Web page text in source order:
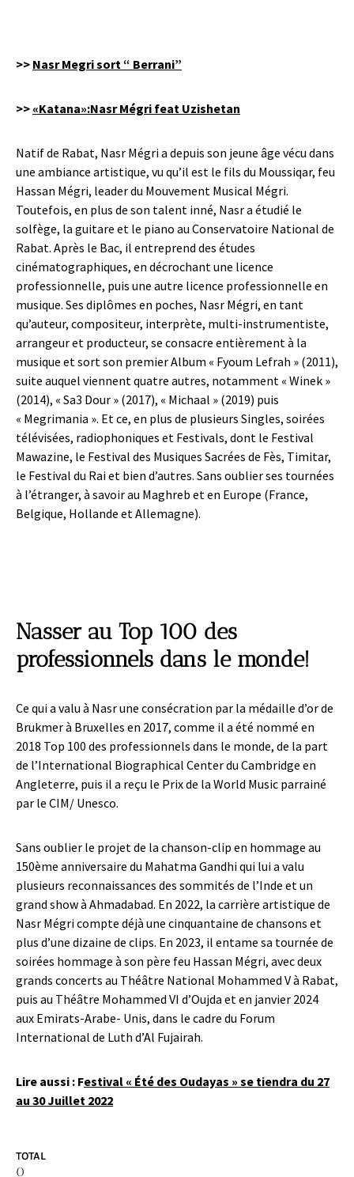
>> Nasr Megri sort “ Berrani”
>> «Katana»:Nasr Mégri feat Uzishetan
Natif de Rabat, Nasr Mégri a depuis son jeune âge vécu dans
une ambiance artistique, vu qu’il est le fils du Moussiqar, feu
Hassan Mégri, leader du Mouvement Musical Mégri.
Toutefois, en plus de son talent inné, Nasr a étudié le
solfège, la guitare et le piano au Conservatoire National de
Rabat. Après le Bac, il entreprend des études
cinématographiques, en décrochant une licence
professionnelle, puis une autre licence professionnelle en
musique. Ses diplômes en poches, Nasr Mégri, en tant
qu’auteur, compositeur, interprète, multi-instrumentiste,
arrangeur et producteur, se consacre entièrement à la
musique et sort son premier Album « Fyoum Lefrah » (2011),
suite auquel viennent quatre autres, notamment « Winek »
(2014), « Sa3 Dour » (2017), « Michaal » (2019) puis
« Megrimania ». Et ce, en plus de plusieurs Singles, soirées
télévisées, radiophoniques et Festivals, dont le Festival
Mawazine, le Festival des Musiques Sacrées de Fès, Timitar,
le Festival du Rai et bien d’autres. Sans oublier ses tournées
à l’étranger, à savoir au Maghreb et en Europe (France,
Belgique, Hollande et Allemagne).
Nasser au Top 100 des
professionnels dans le monde!
Ce qui a valu à Nasr une consécration par la médaille d’or de
Brukmer à Bruxelles en 2017, comme il a été nommé en
2018 Top 100 des professionnels dans le monde, de la part
de l’International Biographical Center du Cambridge en
Angleterre, puis il a reçu le Prix de la World Music parrainé
par le CIM/ Unesco.
Sans oublier le projet de la chanson-clip en hommage au
150ème anniversaire du Mahatma Gandhi qui lui a valu
plusieurs reconnaissances des sommités de l’Inde et un
grand show à Ahmadabad. En 2022, la carrière artistique de
Nasr Mégri compte déjà une cinquantaine de chansons et
plus d’une dizaine de clips. En 2023, il entame sa tournée de
soirées hommage à son père feu Hassan Mégri, avec deux
grands concerts au Théâtre National Mohammed V à Rabat,
puis au Théâtre Mohammed VI d’Oujda et en janvier 2024
aux Emirats-Arabe- Unis, dans le cadre du Forum
International de Luth d’Al Fujairah.
Lire aussi : Festival « Été des Oudayas » se tiendra du 27
au 30 Juillet 2022
TOTAL
0